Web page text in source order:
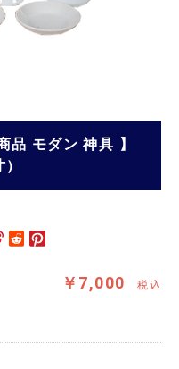
品 モダン 神具 】
￥7,000 税込